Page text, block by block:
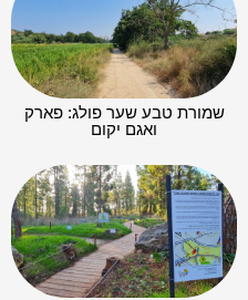
שמורת טבע שער פולג: פארק
ואגם יקום